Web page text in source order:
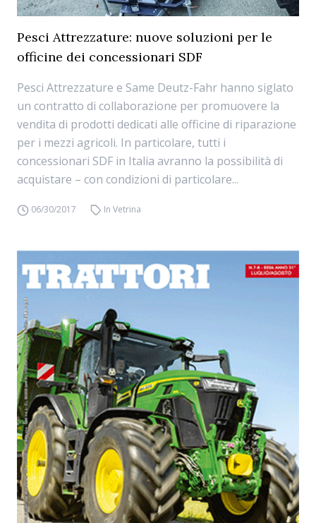
Pesci Attrezzature: nuove soluzioni per le
officine dei concessionari SDF
Pesci Attrezzature e Same Deutz-Fahr hanno siglato
un contratto di collaborazione per promuovere la
vendita di prodotti dedicati alle officine di riparazione
per i mezzi agricoli. In particolare, tutti i
concessionari SDF in Italia avranno la possibilità di
acquistare – con condizioni di particolare...
06/30/2017 In Vetrina